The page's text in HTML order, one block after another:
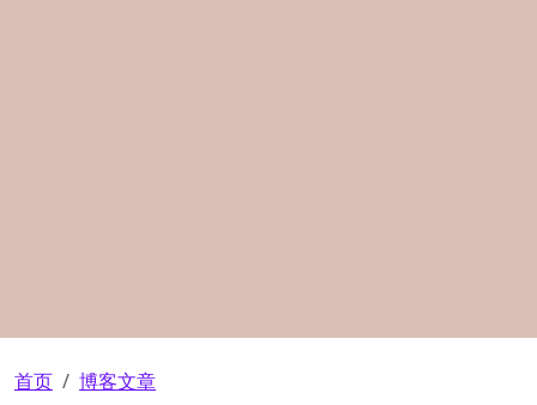
面包屑
首页 博客文章